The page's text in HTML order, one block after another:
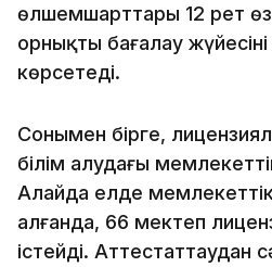
өлшемшарттары 12 рет
орнықты бағалау
көрсетеді.
Сонымен бірге,
білім алудағы мемлекеттік
Алайда елде
алғанда, 66 мектеп
істейді. Аттестаттаудан